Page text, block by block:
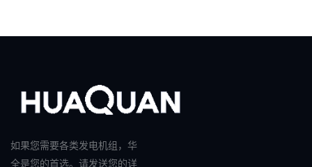
如果您需要各类发电机组，华
全是您的首选。请发送您的详